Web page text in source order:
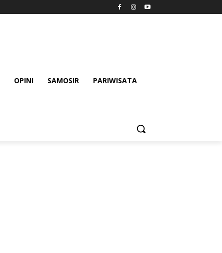
OPINI SAMOSIR PARIWISATA